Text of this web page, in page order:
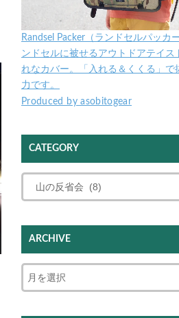
Randsel Packer（ランドセルパッカ
ンドセルに被せるアウトドアテイス
れなカバー。「入れる＆くくる」で
力です。
Produced by asobitogear
CATEGORY
ARCHIVE